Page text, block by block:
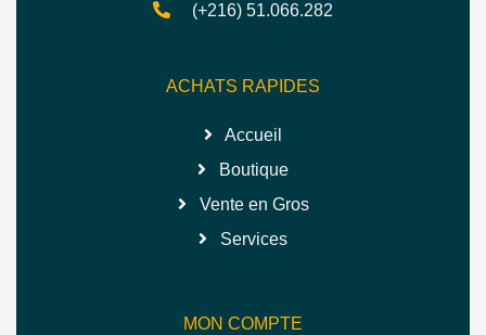
(+216) 51.066.282
ACHATS RAPIDES
Accueil
Boutique
Vente en Gros
Services
MON COMPTE